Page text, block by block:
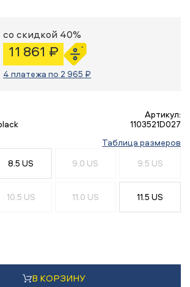
со скидкой 40%
11 861 ₽
4 платежа по 2 965 ₽
Артикул:
1103521D027
Таблица размеров
8.5 US 9.0 US 9.5 US
10.5 US 11.0 US 11.5 US
В КОРЗИНУ